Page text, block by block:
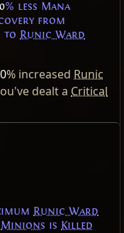
% less Mana
from
to Runic Ward
% increased Runic
dealt a Critical
Runic Ward
Minions is Killed